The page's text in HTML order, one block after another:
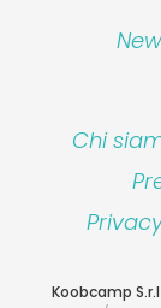
Chi
Koobcamp S.r.l